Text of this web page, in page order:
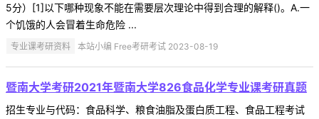
5分）[1]以下哪种现象不能在需要层次理论中得到合理的解释()。A.一
个饥饿的人会冒着生命危险 ...
专业课考研资料 本站小编 Free考研考试 2023-08-19
暨南大学考研2021年暨南大学826食品化学专业课考研真题
招生专业与代码：食品科学、粮食油脂及蛋白质工程、食品工程考试